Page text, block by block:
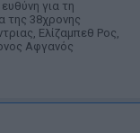
για τη
της 38χρονης
Ελίζαμπεθ Ρος,
Αφγανός